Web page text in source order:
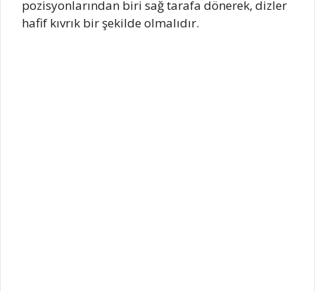
pozisyonlarından biri sağ tarafa dönerek, dizler
hafif kıvrık bir şekilde olmalıdır.